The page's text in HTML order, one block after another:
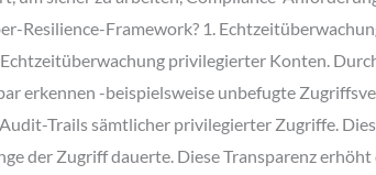
Resilience-Framework? 1.
privilegierter Konten.
erkennen -beispielsweise unbefugte
Trails sämtlicher privilegierter Zugriffe.
der Zugriff dauerte. Diese Transparenz